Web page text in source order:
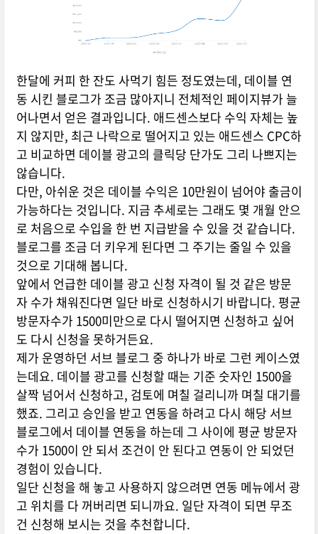
한달에 커피 한 잔도 사먹기 힘든 정도였는데, 데이블 연
동 시킨 블로그가 조금 많아지니 전체적인 페이지뷰가 늘
어나면서 얻은 결과입니다. 애드센스보다 수익 자체는 높
지 않지만, 최근 나락으로 떨어지고 있는 애드센스 CPC하
고 비교하면 데이블 광고의 클릭당 단가도 그리 나쁘지는
않습니다.
다만, 아쉬운 것은 데이블 수익은 10만원이 넘어야 출금이
가능하다는 것입니다. 지금 추세로는 그래도 몇 개월 안으
로 처음으로 수입을 한 번 지급받을 수 있을 것 같습니다.
블로그를 조금 더 키우게 된다면 그 주기는 줄일 수 있을
것으로 기대해 봅니다.
앞에서 언급한 데이블 광고 신청 자격이 될 것 같은 방문
자 수가 채워진다면 일단 바로 신청하시기 바랍니다. 평균
방문자수가 1500미만으로 다시 떨어지면 신청하고 싶어
도 다시 신청을 못하거든요.
제가 운영하던 서브 블로그 중 하나가 바로 그런 케이스였
는데요. 데이블 광고를 신청할 때는 기준 숫자인 1500을
살짝 넘어서 신청하고, 검토에 며칠 걸리니까 며칠 대기를
했죠. 그리고 승인을 받고 연동을 하려고 다시 해당 서브
블로그에서 데이블 연동을 하는데 그 사이에 평균 방문자
수가 1500이 안 되서 조건이 안 된다고 연동이 안 되었던
경험이 있습니다.
일단 신청을 해 놓고 사용하지 않으려면 연동 메뉴에서 광
고 위치를 다 꺼버리면 되니까요. 일단 자격이 되면 무조
건 신청해 보시는 것을 추천합니다.